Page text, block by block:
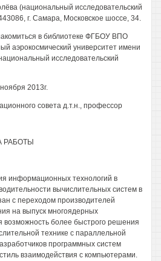
(национальный исследовательский
г. Самара, Московское шоссе, 34.
в библиотеке ФГБОУ ВПО
аэрокосмический университет имени
исследовательский
2013г.
совета д.т.н., профессор
РАБОТЫ
информационных технологий в
вычислительных систем в
с переходом производителей
на выпуск многоядерных
возможность более быстрого решения
технике с параллельной
программных систем
взаимодействия с компьютерами.